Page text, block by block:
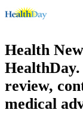
Health
review,
medical